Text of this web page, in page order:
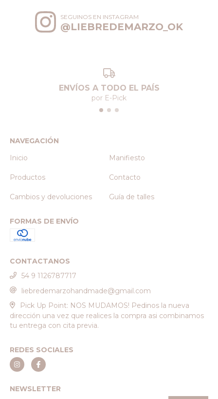
SEGUINOS EN INSTAGRAM
@LIEBREDEMARZO_OK
ENVÍOS A TODO EL PAÍS
por E-Pick
NAVEGACIÓN
Inicio
Manifiesto
Productos Contacto
Cambios y devoluciones Guía de talles
FORMAS DE ENVÍO
CONTACTANOS
54 9 1126787717
liebredemarzohandmade@gmail.com
Pick Up Point: NOS MUDAMOS! Pedinos la nueva
dirección una vez que realices la compra asi combinamos
tu entrega con cita previa.
REDES SOCIALES
NEWSLETTER